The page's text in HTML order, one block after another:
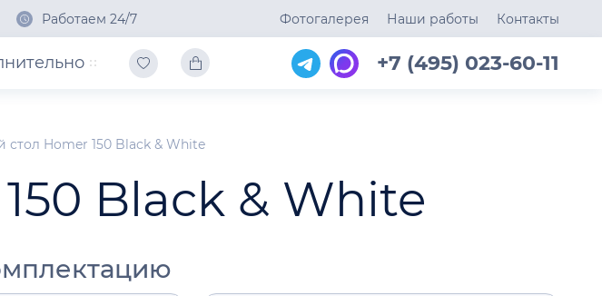
Работаем 24/7 Фотогалерея Наши работы Контакты
+7 (495) 023-60-11
стол Homer 150 Black & White
Black & White